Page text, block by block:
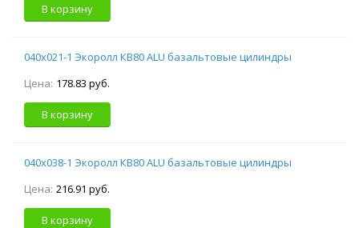
В корзину
040х021-1 Экоролл КВ80 ALU базальтовые цилиндры
Цена: 178.83 руб.
В корзину
040х038-1 Экоролл КВ80 ALU базальтовые цилиндры
Цена: 216.91 руб.
В корзину